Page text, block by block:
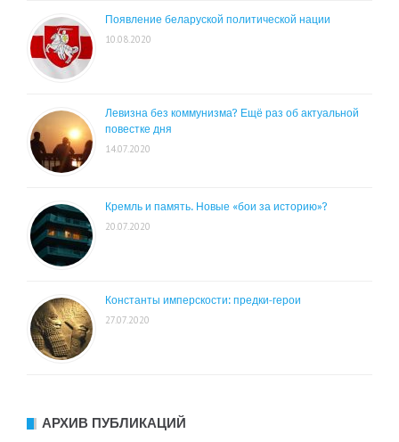
Появление беларуской политической нации
10.08.2020
Левизна без коммунизма? Ещё раз об актуальной
повестке дня
14.07.2020
Кремль и память. Новые «бои за историю»?
20.07.2020
Константы имперскости: предки-герои
27.07.2020
АРХИВ ПУБЛИКАЦИЙ